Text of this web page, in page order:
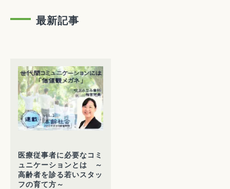
最新記事
医療従事者に必要なコミ
ュニケーションとは ～
高齢者を診る若いスタッ
フの育て方～